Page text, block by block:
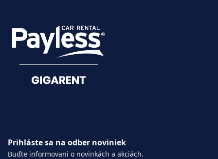
Exteriér
Zatmavené zadné okná
vyhrievané a sklopné
Hlásenie škôd
Dokumenty
Prihláste sa na odber noviniek
Buďte informovaní o novinkách a akciách.